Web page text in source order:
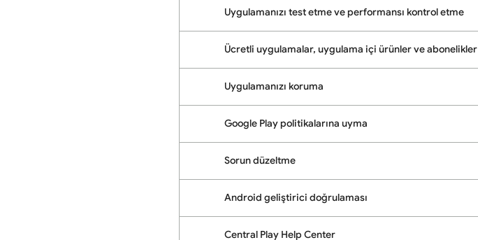
Uygulamanızı test etme ve performansı kontrol etme
Ücretli uygulamalar, uygulama içi ürünler ve abonelikler
Uygulamanızı koruma
Google Play politikalarına uyma
Sorun düzeltme
Android geliştirici doğrulaması
Central Play Help Center